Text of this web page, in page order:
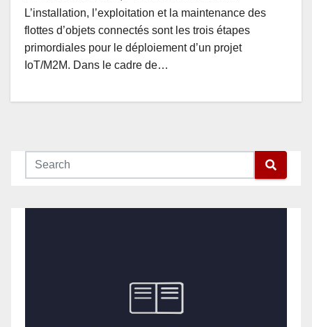
L’installation, l’exploitation et la maintenance des
flottes d’objets connectés sont les trois étapes
primordiales pour le déploiement d’un projet
IoT/M2M. Dans le cadre de…